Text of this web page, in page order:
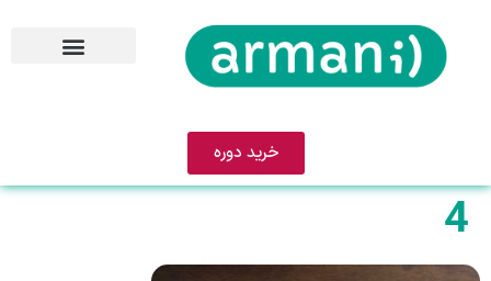
خرید دوره
4